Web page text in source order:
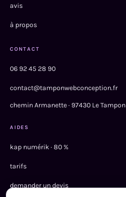
avis
à propos
CONTACT
06 92 45 28 90
contact@tamponwebconception.fr
chemin Armanette · 97430 Le Tampon
AIDES
kap numérik · 80 %
tarifs
demander un devis